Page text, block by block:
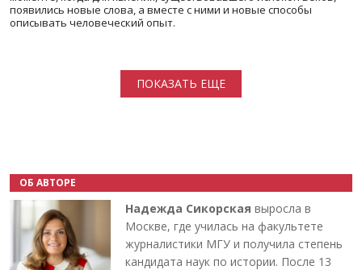
появились новые слова, а вместе с ними и новые способы
описывать человеческий опыт.
ПОКАЗАТЬ ЕЩЕ
ОБ АВТОРЕ
Надежда Сикорская выросла в
Москве, где училась на факультете
журналистики МГУ и получила степень
кандидата наук по истории. После 13